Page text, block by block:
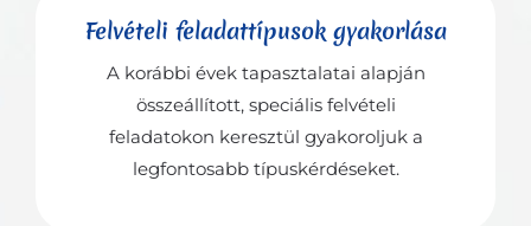
Felvételi feladattípusok gyakorlása
A korábbi évek tapasztalatai alapján
összeállított, speciális felvételi
feladatokon keresztül gyakoroljuk a
legfontosabb típuskérdéseket.